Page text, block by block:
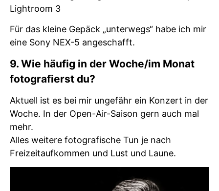
Lightroom 3
Für das kleine Gepäck „unterwegs“ habe ich mir
eine Sony NEX-5 angeschafft.
9. Wie häufig in der Woche/im Monat
fotografierst du?
Aktuell ist es bei mir ungefähr ein Konzert in der
Woche. In der Open-Air-Saison gern auch mal
mehr.
Alles weitere fotografische Tun je nach
Freizeitaufkommen und Lust und Laune.